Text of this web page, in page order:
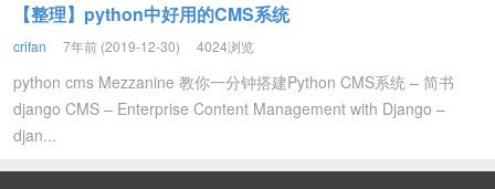
【整理】python中好用的CMS系统
crifan 7年前 (2019-12-30) 4024浏览
python cms Mezzanine 教你一分钟搭建Python CMS系统 – 简书
django CMS – Enterprise Content Management with Django –
djan...